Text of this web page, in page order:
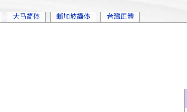
大马简体 新加坡简体 台灣正體